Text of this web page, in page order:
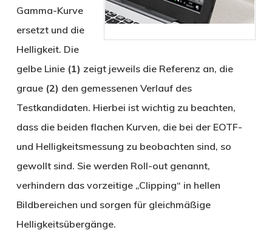
Gamma-Kurve
ersetzt und die
Helligkeit. Die
gelbe Linie (1) zeigt jeweils die Referenz an, die
graue (2) den gemessenen Verlauf des
Testkandidaten. Hierbei ist wichtig zu beachten,
dass die beiden flachen Kurven, die bei der EOTF-
und Helligkeitsmessung zu beobachten sind, so
gewollt sind. Sie werden Roll-out genannt,
verhindern das vorzeitige „Clipping“ in hellen
Bildbereichen und sorgen für gleichmäßige
Helligkeitsübergänge.